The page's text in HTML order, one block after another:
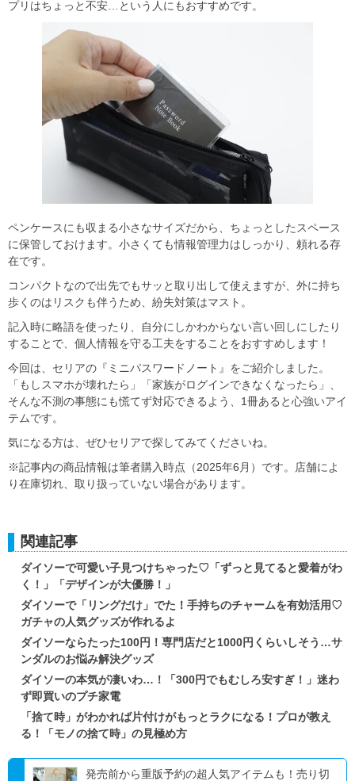
プリはちょっと不安…という人にもおすすめです。
ペンケースにも収まる小さなサイズだから、ちょっとしたスペース
に保管しておけます。小さくても情報管理力はしっかり、頼れる存
在です。
コンパクトなので出先でもサッと取り出して使えますが、外に持ち
歩くのはリスクも伴うため、紛失対策はマスト。
記入時に略語を使ったり、自分にしかわからない言い回しにしたり
することで、個人情報を守る工夫をすることをおすすめします！
今回は、セリアの『ミニパスワードノート』をご紹介しました。
「もしスマホが壊れたら」「家族がログインできなくなったら」、
そんな不測の事態にも慌てず対応できるよう、1冊あると心強いアイ
テムです。
気になる方は、ぜひセリアで探してみてくださいね。
※記事内の商品情報は筆者購入時点（2025年6月）です。店舗によ
り在庫切れ、取り扱っていない場合があります。
関連記事
ダイソーで可愛い子見つけちゃった♡「ずっと見てると愛着がわ
く！」「デザインが大優勝！」
ダイソーで「リングだけ」でた！手持ちのチャームを有効活用♡
ガチャの人気グッズが作れるよ
ダイソーならたった100円！専門店だと1000円くらいしそう…サ
ンダルのお悩み解決グッズ
ダイソーの本気が凄いわ…！「300円でもむしろ安すぎ！」迷わ
ず即買いのプチ家電
「捨て時」がわかれば片付けがもっとラクになる！プロが教え
る！「モノの捨て時」の見極め方
発売前から重版予約の超人気アイテムも！売り切